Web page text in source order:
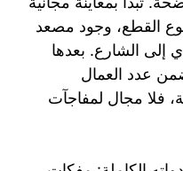
القطع، وجود مصعد
إلى الشارع. بعدها
عدد العمال
فلا مجال لمفاجآت